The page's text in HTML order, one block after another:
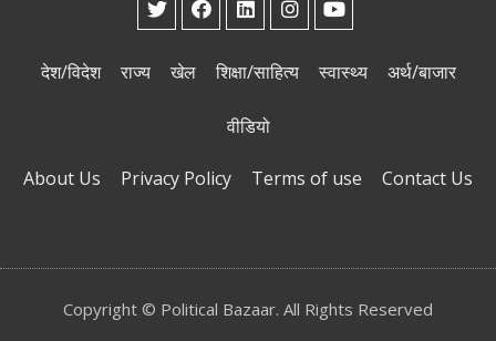
देश/विदेश राज्य खेल शिक्षा/साहित्य स्वास्थ्य अर्थ/बाजार
वीडियो
About Us Privacy Policy Terms of use Contact Us
Copyright © Political Bazaar. All Rights Reserved